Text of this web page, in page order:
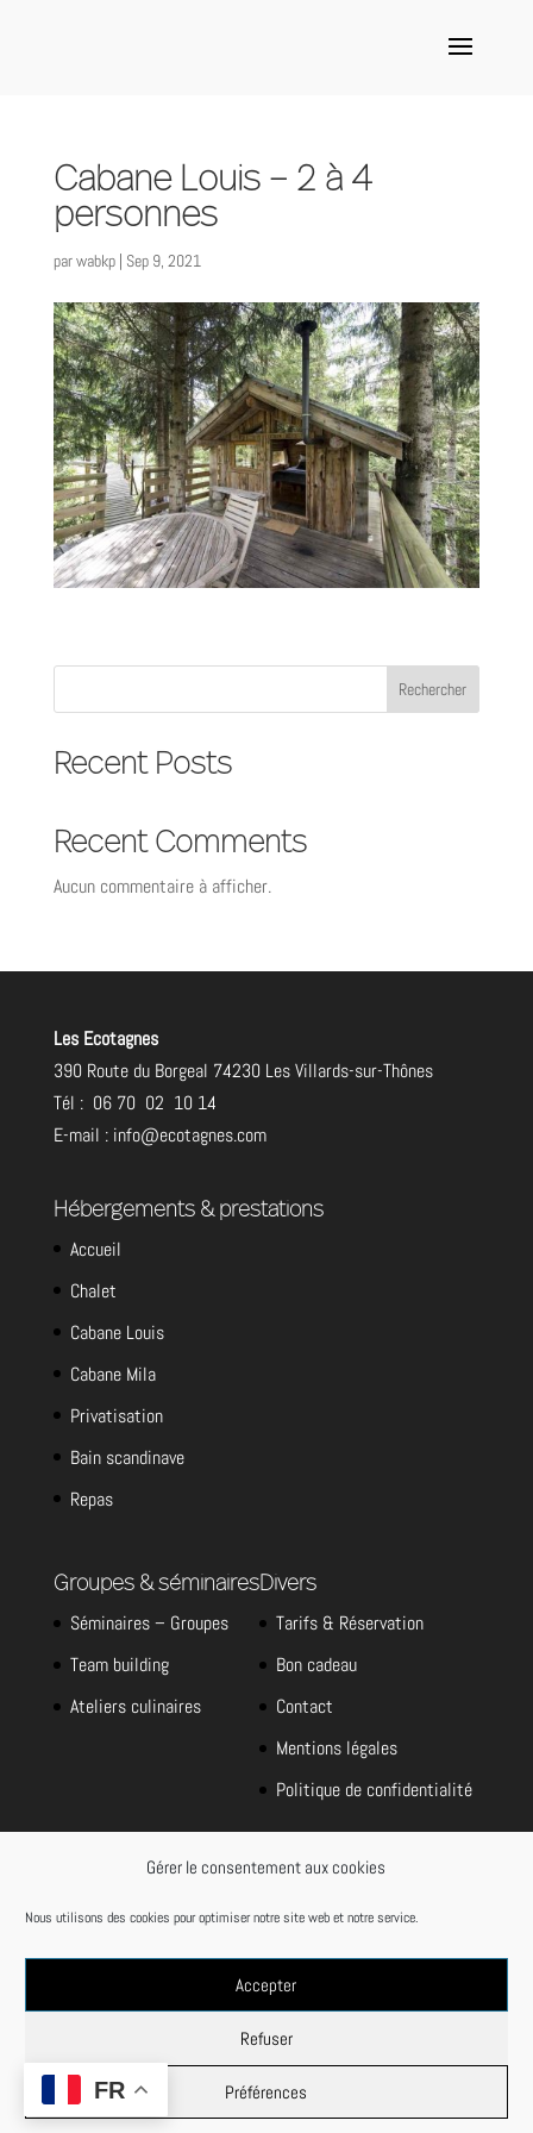
Gérer le consentement aux cookies
Nous utilisons des cookies pour optimiser notre site web et notre service.
Accepter
Refuser
Préférences
Cabane Louis – 2 à 4
personnes
parwabkp| Sep 9, 2021
Rechercher
Recent Posts
Recent Comments
Aucun commentaire à afficher.
Les Ecotagnes
390 Route du Borgeal 74230 Les Villards-sur-Thônes
Tél : 06 70 02 10 14
E-mail : info@ecotagnes.com
Hébergements & prestations
Accueil
Chalet
Cabane Louis
Cabane Mila
Privatisation
Bain scandinave
Repas
Groupes & séminaires
Séminaires – Groupes
Team building
Ateliers culinaires
Divers
Tarifs & Réservation
Bon cadeau
Contact
Mentions légales
Politique de confidentialité
Je m'inscris à la newsletter
Création du site Internet : FAWeb
FR